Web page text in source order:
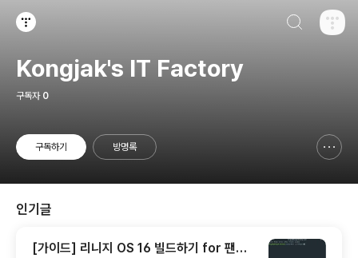
Kongjak's IT Factory
구독자 0
구독하기 방명록
인기글
[가이드] 리니지 OS 16 빌드하기 for 팬택